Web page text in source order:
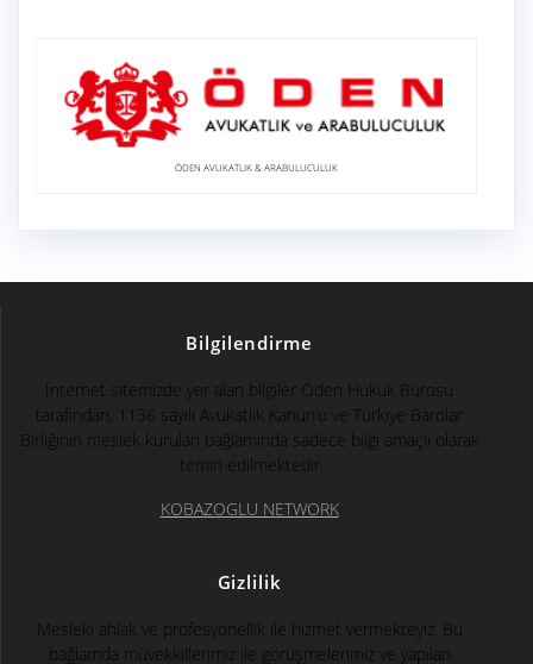
ÖDEN AVUKATLIK & ARABULUCULUK
Bilgilendirme
İnternet sitemizde yer alan bilgiler Öden Hukuk Bürosu
tarafından, 1136 sayılı Avukatlık Kanun’u ve Türkiye Barolar
Birliğinin meslek kuruları bağlamında sadece bilgi amaçlı olarak
temin edilmektedir
KOBAZOGLU NETWORK
Gizlilik
Mesleki ahlak ve profesyonellik ile hizmet vermekteyiz. Bu
bağlamda müvekkillerimiz ile görüşmelerimiz ve yapılan